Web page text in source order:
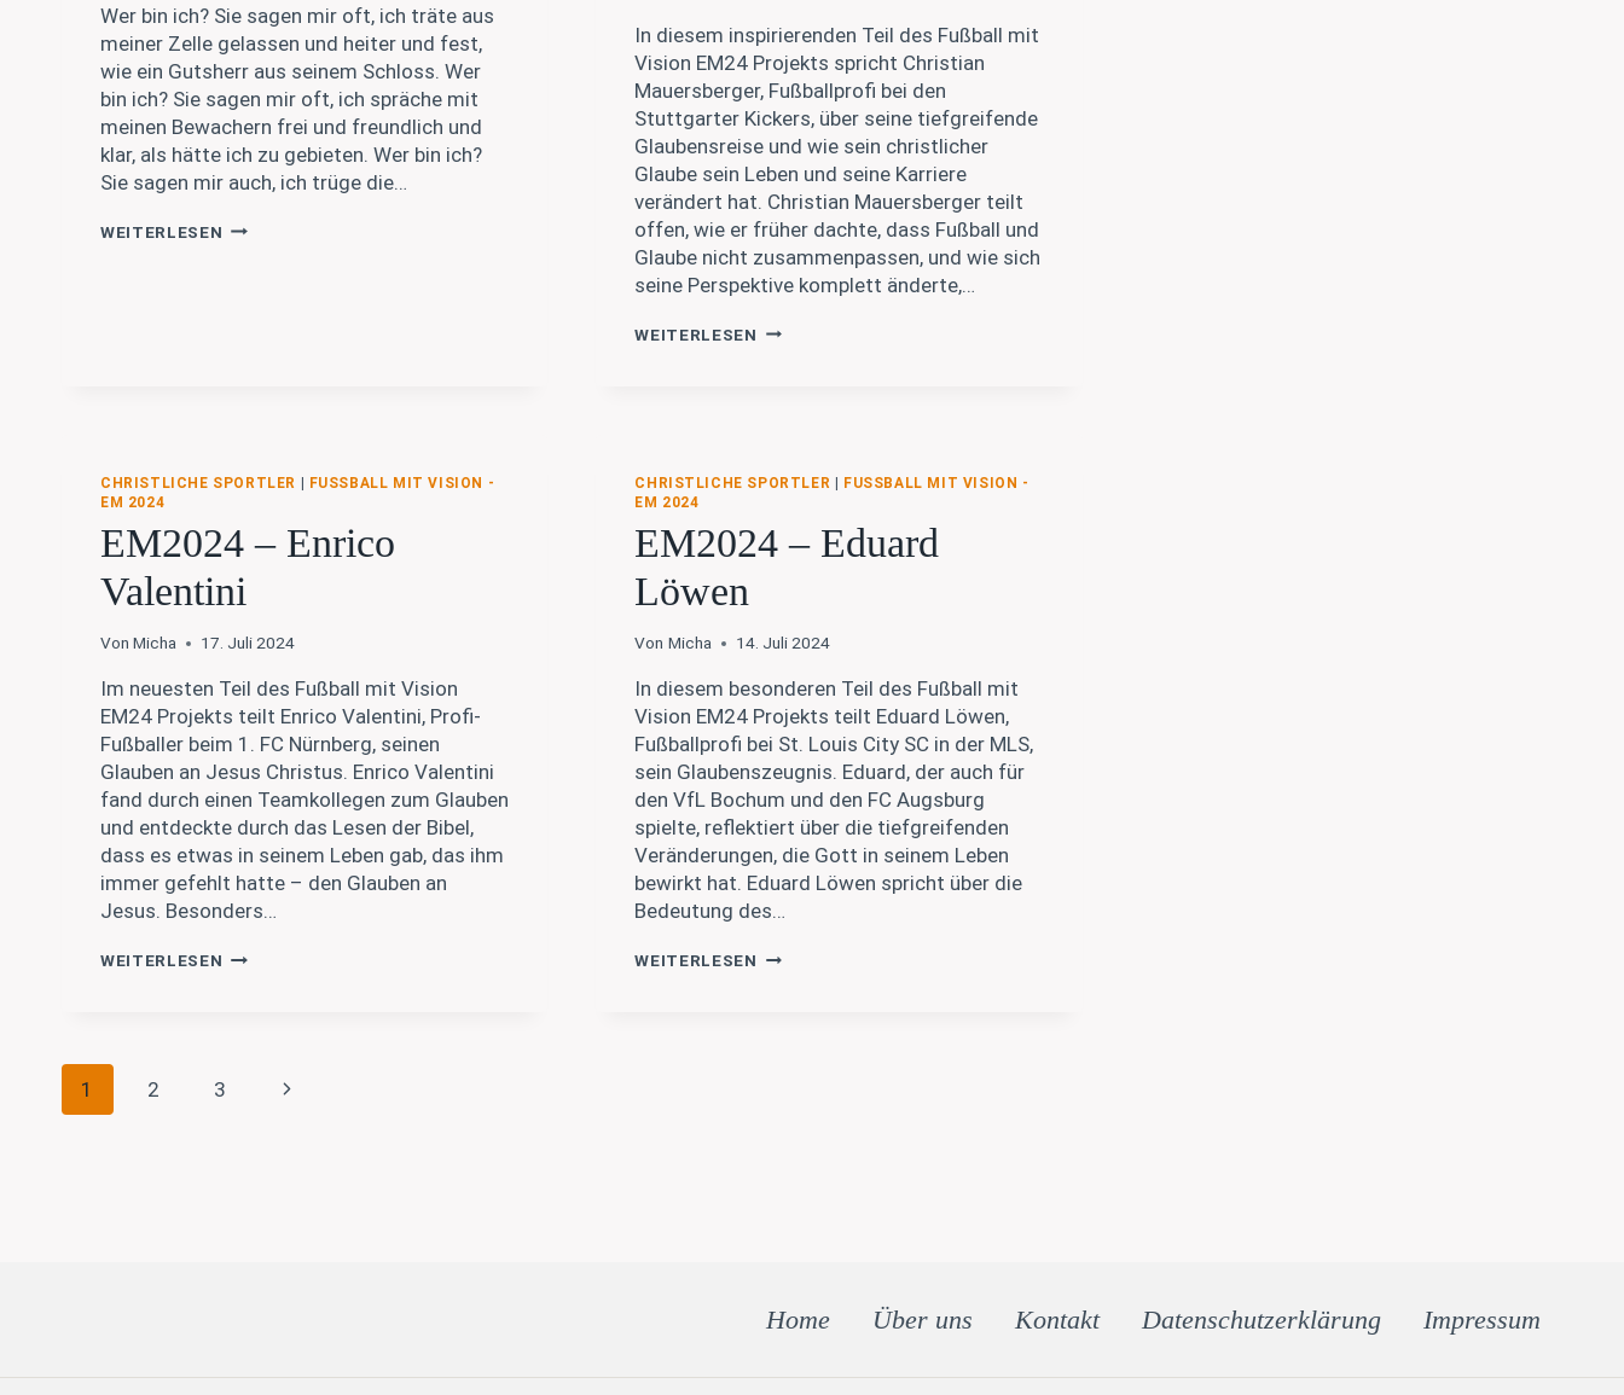
Wer bin ich? Sie sagen mir oft, ich träte aus
meiner Zelle gelassen und heiter und fest,
wie ein Gutsherr aus seinem Schloss. Wer
bin ich? Sie sagen mir oft, ich spräche mit
meinen Bewachern frei und freundlich und
klar, als hätte ich zu gebieten. Wer bin ich?
Sie sagen mir auch, ich trüge die…
WEITERLESEN GEDICHT
In diesem inspirierenden Teil des Fußball mit
Vision EM24 Projekts spricht Christian
Mauersberger, Fußballprofi bei den
Stuttgarter Kickers, über seine tiefgreifende
Glaubensreise und wie sein christlicher
Glaube sein Leben und seine Karriere
verändert hat. Christian Mauersberger teilt
offen, wie er früher dachte, dass Fußball und
Glaube nicht zusammenpassen, und wie sich
seine Perspektive komplett änderte,…
WEITERLESEN EM2024
CHRISTLICHE SPORTLER | FUSSBALL MIT VISION - E
M 2024
EM2024 – Enrico
Valentini
Von Micha 17. Juli 2024
Im neuesten Teil des Fußball mit Vision
EM24 Projekts teilt Enrico Valentini, Profi-
Fußballer beim 1. FC Nürnberg, seinen
Glauben an Jesus Christus. Enrico Valentini
fand durch einen Teamkollegen zum Glauben
und entdeckte durch das Lesen der Bibel,
dass es etwas in seinem Leben gab, das ihm
immer gefehlt hatte – den Glauben an
Jesus. Besonders…
WEITERLESEN EM2024
CHRISTLICHE SPORTLER | FUSSBALL MIT VISION - E
M 2024
EM2024 – Eduard
Löwen
Von Micha 14. Juli 2024
In diesem besonderen Teil des Fußball mit
Vision EM24 Projekts teilt Eduard Löwen,
Fußballprofi bei St. Louis City SC in der MLS,
sein Glaubenszeugnis. Eduard, der auch für
den VfL Bochum und den FC Augsburg
spielte, reflektiert über die tiefgreifenden
Veränderungen, die Gott in seinem Leben
bewirkt hat. Eduard Löwen spricht über die
Bedeutung des…
WEITERLESEN EM2024
Seitennavigation
1 2 3
Nächste
Home Über uns Kontakt Datenschutz­erklärung Impressum